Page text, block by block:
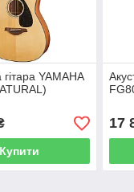
YAMAHA
Купити
17